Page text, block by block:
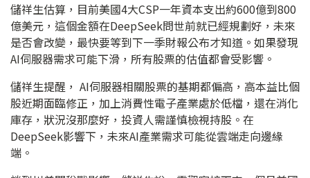
儲祥生估算，目前美國4大CSP一年資本支出約600億到800
億美元，這個金額在DeepSeek問世前就已經規劃好，未來
是否會改變，最快要等到下一季財報公布才知道。如果發現
AI伺服器需求可能下滑，所有股票的估值都會受影響。
儲祥生提醒， AI伺服器相關股票的基期都偏高，高本益比個
股近期面臨修正，加上消費性電子產業處於低檔，還在消化
庫存，狀況沒那麼好，投資人需謹慎檢視持股。在
DeepSeek影響下，未來AI產業需求可能從雲端走向邊緣
端。